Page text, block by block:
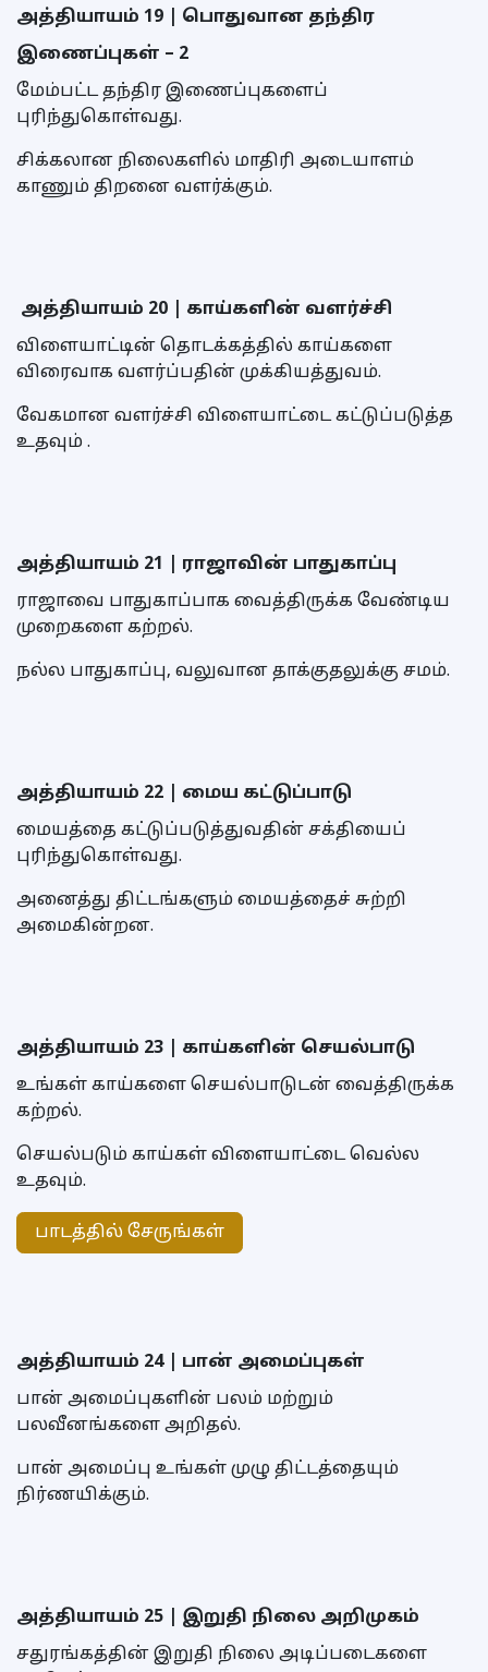
அத்தியாயம் 19 | பொதுவான தந்திர
இணைப்புகள் – 2
மேம்பட்ட தந்திர இணைப்புகளைப்
புரிந்துகொள்வது.
சிக்கலான நிலைகளில் மாதிரி அடையாளம்
காணும் திறனை வளர்க்கும்.
அத்தியாயம் 20 | காய்களின் வளர்ச்சி
விளையாட்டின் தொடக்கத்தில் காய்களை
விரைவாக வளர்ப்பதின் முக்கியத்துவம்.
வேகமான வளர்ச்சி விளையாட்டை கட்டுப்படுத்த
உதவும் .
அத்தியாயம் 21 | ராஜாவின் பாதுகாப்பு
ராஜாவை பாதுகாப்பாக வைத்திருக்க வேண்டிய
முறைகளை கற்றல்.
நல்ல பாதுகாப்பு, வலுவான தாக்குதலுக்கு சமம்.
அத்தியாயம் 22 | மைய கட்டுப்பாடு
மையத்தை கட்டுப்படுத்துவதின் சக்தியைப்
புரிந்துகொள்வது.
அனைத்து திட்டங்களும் மையத்தைச் சுற்றி
அமைகின்றன.
அத்தியாயம் 23 | காய்களின் செயல்பாடு
உங்கள் காய்களை செயல்பாடுடன் வைத்திருக்க
கற்றல்.
செயல்படும் காய்கள் விளையாட்டை வெல்ல
உதவும்.
பாடத்தில் சேருங்கள்
அத்தியாயம் 24 | பான் அமைப்புகள்
பான் அமைப்புகளின் பலம் மற்றும்
பலவீனங்களை அறிதல்.
பான் அமைப்பு உங்கள் முழு திட்டத்தையும்
நிர்ணயிக்கும்.
அத்தியாயம் 25 | இறுதி நிலை அறிமுகம்
சதுரங்கத்தின் இறுதி நிலை அடிப்படைகளை